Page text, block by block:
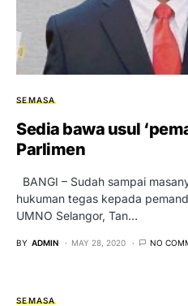
SEMASA
Sedia bawa usul
Parlimen
BANGI – Sudah sampai
hukuman tegas kepada
UMNO Selangor, Tan…
BY ADMIN MAY 28, 2020 NO
SEMASA